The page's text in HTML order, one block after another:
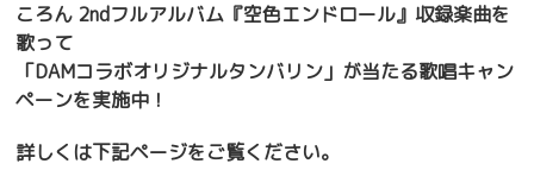
ころん 2ndフルアルバム『空色エンドロール』収録楽曲を
歌って
「DAMコラボオリジナルタンバリン」が当たる歌唱キャン
ペーンを実施中！
詳しくは下記ページをご覧ください。